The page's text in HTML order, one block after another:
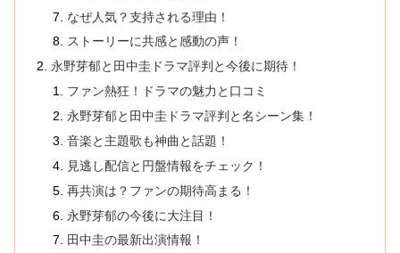
なぜ人気？支持される理由！
ストーリーに共感と感動の声！
永野芽郁と田中圭ドラマ評判と今後に期待！
ファン熱狂！ドラマの魅力と口コミ
永野芽郁と田中圭ドラマ評判と名シーン集！
音楽と主題歌も神曲と話題！
見逃し配信と円盤情報をチェック！
再共演は？ファンの期待高まる！
永野芽郁の今後に大注目！
田中圭の最新出演情報！